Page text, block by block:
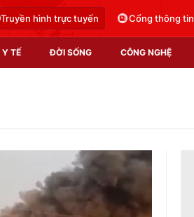
Truyền hình trực tuyến Cổng thông tin
Y TẾ ĐỜI SỐNG CÔNG NGHỆ
Video
Shorts video